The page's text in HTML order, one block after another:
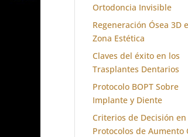
Ortodoncia Invisible
Regeneración Ósea 3D
Zona Estética
Claves del éxito en los
Trasplantes Dentarios
Protocolo BOPT Sobre
Implante y Diente
Criterios de Decisión en
Protocolos de Aumento